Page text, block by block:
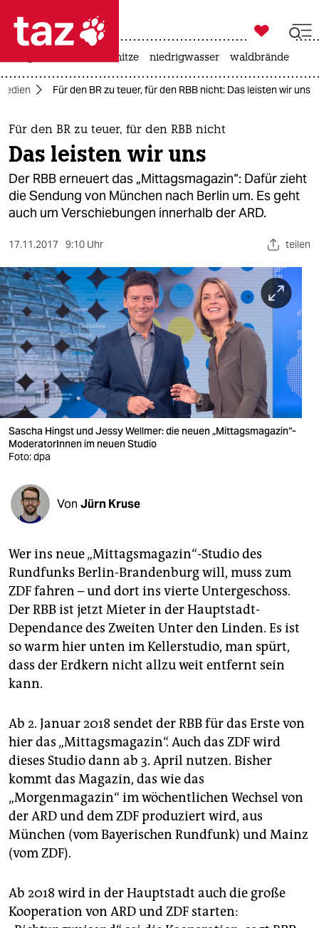
 taz zahl ich
taz zahl ich
themen
politik
öko
sport
berlin
nord
wahrheit
verlag
verlag
shop
fragen & hilfe
unterstützen
abo
genossenschaft
epaper login

taz zahl ich
hitze niedrigwasser waldbrände
Für den BR zu teuer, für den RBB nicht: Das leisten wir uns
Für den BR zu teuer, für den RBB nicht
Das leisten wir uns
Der RBB erneuert das „Mittagsmagazin“: Dafür zieht
die Sendung von München nach Berlin um. Es geht
auch um Verschiebungen innerhalb der ARD.
17.11.2017 9:10 Uhr teilen
Sascha Hingst und Jessy Wellmer: die neuen „Mittagsmagazin“-
ModeratorInnen im neuen Studio
Foto: dpa
Von Jürn Kruse
Wer ins neue „Mittagsmagazin“-Studio des
Rundfunks Berlin-Brandenburg will, muss zum
ZDF fahren – und dort ins vierte Untergeschoss.
Der RBB ist jetzt Mieter in der Hauptstadt-
Dependance des Zweiten Unter den Linden. Es ist
so warm hier unten im Kellerstudio, man spürt,
dass der Erdkern nicht allzu weit entfernt sein
kann.
Ab 2. Januar 2018 sendet der RBB für das Erste von
hier das „Mittagsmagazin“. Auch das ZDF wird
dieses Studio dann ab 3. April nutzen. Bisher
kommt das Magazin, das wie das
„Morgenmagazin“ im wöchentlichen Wechsel von
der ARD und dem ZDF produziert wird, aus
München (vom Bayerischen Rundfunk) und Mainz
(vom ZDF).
Ab 2018 wird in der Hauptstadt auch die große
Kooperation von ARD und ZDF starten: